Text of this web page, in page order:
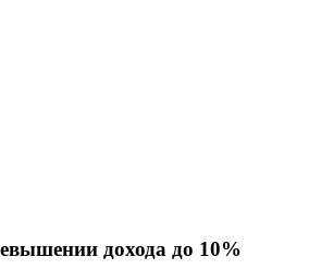
дохода до 10%